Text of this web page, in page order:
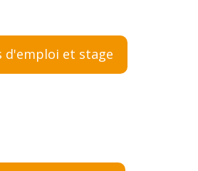
d'emploi et stage